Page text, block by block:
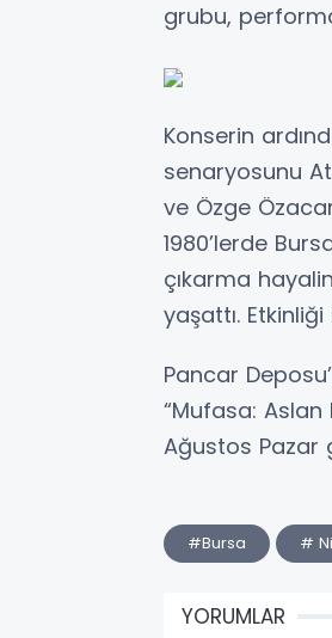
grubu,
Konserin
senaryosunu
ve Özge
1980’lerde
çıkarma
yaşattı.
Pancar
“Mufasa:
Ağustos Pazar
#Bursa #
YORUMLAR